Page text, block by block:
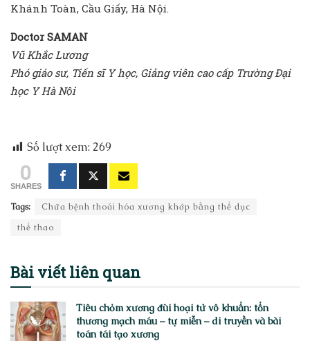
Khánh Toàn, Cầu Giấy, Hà Nội.
Doctor SAMAN
Vũ Khắc Lương
Phó giáo sư, Tiến sĩ Y học, Giảng viên cao cấp Trường Đại
học Y Hà Nội
Số lượt xem: 269
0
SHARES
Tags:
Chữa bệnh thoái hóa xương khớp bằng thể dục
thể thao
Bài viếtliên quan
Tiêu chỏm xương đùi hoại tử vô khuẩn: tổn
thương mạch máu – tự miễn – di truyền và bài
toán tái tạo xương